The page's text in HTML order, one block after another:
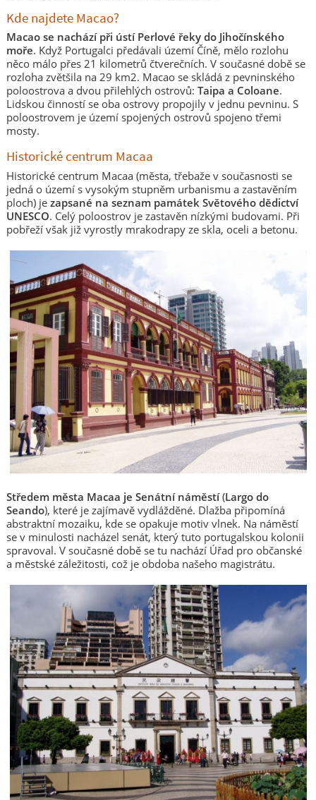
Kde najdete Macao?
Macao se nachází při ústí Perlové řeky do Jihočínského
moře. Když Portugalci předávali území Číně, mělo rozlohu
něco málo přes 21 kilometrů čtverečních. V současné době se
rozloha zvětšila na 29 km2. Macao se skládá z pevninského
poloostrova a dvou přilehlých ostrovů: Taipa a Coloane.
Lidskou činností se oba ostrovy propojily v jednu pevninu. S
poloostrovem je území spojených ostrovů spojeno třemi
mosty.
Historické centrum Macaa
Historické centrum Macaa (města, třebaže v současnosti se
jedná o území s vysokým stupněm urbanismu a zastavěním
ploch) je zapsané na seznam památek Světového dědictví
UNESCO. Celý poloostrov je zastavěn nízkými budovami. Při
pobřeží však již vyrostly mrakodrapy ze skla, oceli a betonu.
Středem města Macaa je Senátní náměstí(Largo do
Seando), které je zajímavě vydlážděné. Dlažba připomíná
abstraktní mozaiku, kde se opakuje motiv vlnek. Na náměstí
se v minulosti nacházel senát, který tuto portugalskou kolonii
spravoval. V současné době se tu nachází Úřad pro občanské
a městské záležitosti, což je obdoba našeho magistrátu.